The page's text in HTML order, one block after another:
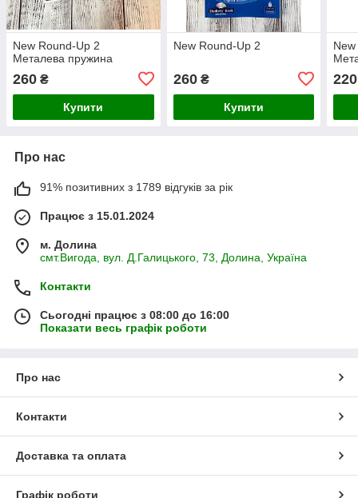
New Round-Up 2
Металева пружина
260 ₴
Купити
New Round-Up 2
260₴
Купити
220
Про нас
91% позитивних з 1789 відгуків за рік
Працює з 15.01.2024
м. Долина
смт.Вигода, вул. Д.Галицького, 73, Долина, Україна
Контакти
Сьогодні працює з 08:00 до 16:00
Показати весь графік роботи
Про нас
Контакти
Доставка та оплата
Графік роботи